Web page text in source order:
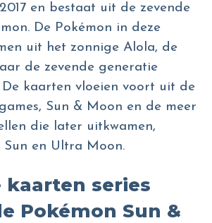
en bestaat uit de zevende
De Pokémon in deze
uit het zonnige Alola, de
de zevende generatie
kaarten vloeien voort uit de
Sun & Moon en de meer
die later uitkwamen,
Sun en Ultra Moon.
kaarten series
Pokémon Sun &